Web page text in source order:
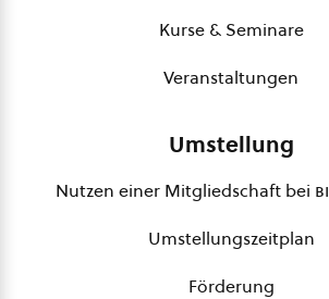
Kurse & Seminare
Veranstaltungen
Umstellung
Nutzen einer Mitgliedschaft bei
Umstellungszeitplan
Förderung